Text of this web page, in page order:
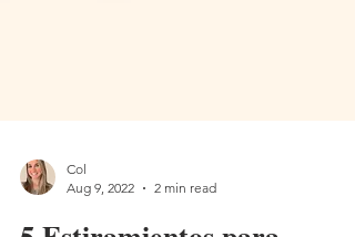
Aug 9, 2022
2 min read